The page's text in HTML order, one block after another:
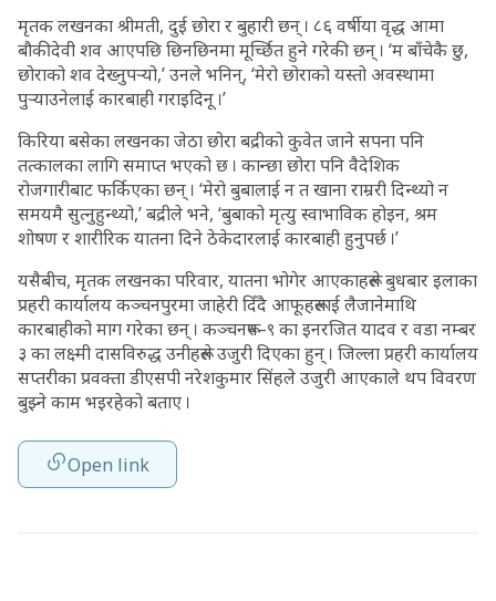
मृतक लखनका श्रीमती, दुई छोरा र बुहारी छन् । ८६ वर्षीया वृद्ध आमा
बौकीदेवी शव आएपछि छिनछिनमा मूर्च्छित हुने गरेकी छन् । ‘म बाँचेकै छु,
छोराको शव देख्नुपर्‍यो,’ उनले भनिन्, ‘मेरो छोराको यस्तो अवस्थामा
पुर्‍याउनेलाई कारबाही गराइदिनू ।’
किरिया बसेका लखनका जेठा छोरा बद्रीको कुवेत जाने सपना पनि
तत्कालका लागि समाप्त भएको छ । कान्छा छोरा पनि वैदेशिक
रोजगारीबाट फर्किएका छन् । ‘मेरो बुबालाई न त खाना राम्ररी दिन्थ्यो न
समयमै सुत्नुहुन्थ्यो,’ बद्रीले भने, ‘बुबाको मृत्यु स्वाभाविक होइन, श्रम
शोषण र शारीरिक यातना दिने ठेकेदारलाई कारबाही हुनुपर्छ ।’
यसैबीच, मृतक लखनका परिवार, यातना भोगेर आएकाहरूले बुधबार इलाका
प्रहरी कार्यालय कञ्चनपुरमा जाहेरी दिँदै आफूहरूलाई लैजानेमाथि
कारबाहीको माग गरेका छन् । कञ्चनरूप–९ का इनरजित यादव र वडा नम्बर
३ का लक्ष्मी दासविरुद्ध उनीहरूले उजुरी दिएका हुन् । जिल्ला प्रहरी कार्यालय
सप्तरीका प्रवक्ता डीएसपी नरेशकुमार सिंहले उजुरी आएकाले थप विवरण
बुझ्ने काम भइरहेको बताए ।
Open link